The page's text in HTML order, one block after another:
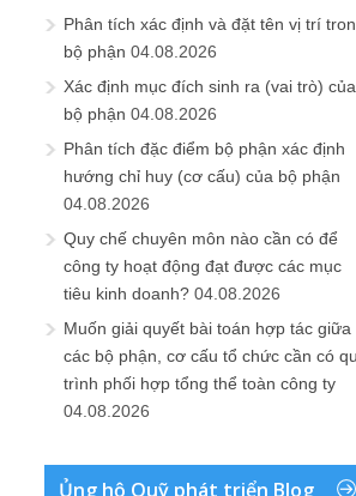
Phân tích xác định và đặt tên vị trí
bộ phận 04.08.2026
Xác định mục đích sinh ra (vai trò) của
bộ phận 04.08.2026
Phân tích đặc điểm bộ phận xác định
hướng chỉ huy (cơ cấu) của bộ phận
04.08.2026
Quy chế chuyên môn nào cần có để
công ty hoạt động đạt được các mục
tiêu kinh doanh? 04.08.2026
Muốn giải quyết bài toán hợp tác giữa
các bộ phận, cơ cấu tổ chức cần có
trình phối hợp tổng thể toàn công ty
04.08.2026
Ủng hộ Quỹ phát triển Blog